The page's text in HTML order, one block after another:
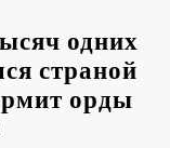
одних
страной
орды